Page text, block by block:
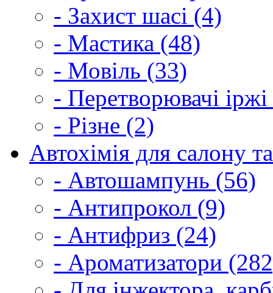
- Захист шасі (4)
- Мастика (48)
- Мовіль (33)
- Перетворювачі
- Різне (2)
Автохімія для салону
- Автошампунь (56)
- Антипрокол (9)
- Антифриз (24)
- Ароматизатори